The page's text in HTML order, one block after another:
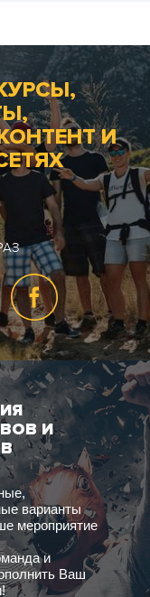
И
И
варианты
мероприятие
и
Ваш